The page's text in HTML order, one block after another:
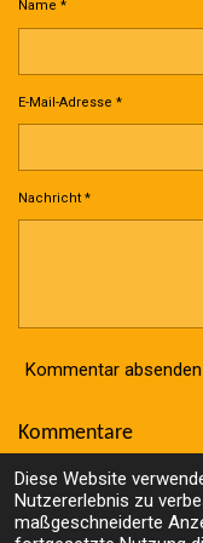
Diese Website
Nutzererlebnis zu
maßgeschneiderte
Name *
E-Mail-Adresse *
Nachricht *
Kommentar absenden
Kommentare
Es gibt noch keine
© 2023 - 2026 Wolle Online
Mit Unterstützung von Webador